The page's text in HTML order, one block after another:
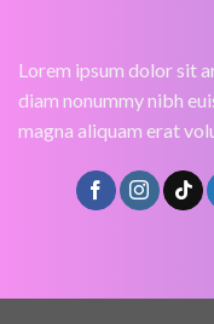
Lorem ipsum dolor sit
diam nonummy nibh
magna aliquam erat